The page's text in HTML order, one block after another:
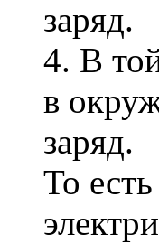
заряд.
4. В
в
заряд.
То